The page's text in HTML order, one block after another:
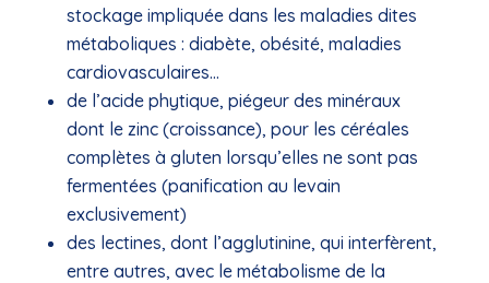
stockage impliquée dans les maladies dites
métaboliques : diabète, obésité, maladies
cardiovasculaires…
de l’acide phytique, piégeur des minéraux
dont le zinc (croissance), pour les céréales
complètes à gluten lorsqu’elles ne sont pas
fermentées (panification au levain
exclusivement)
des lectines, dont l’agglutinine, qui interfèrent,
entre autres, avec le métabolisme de la